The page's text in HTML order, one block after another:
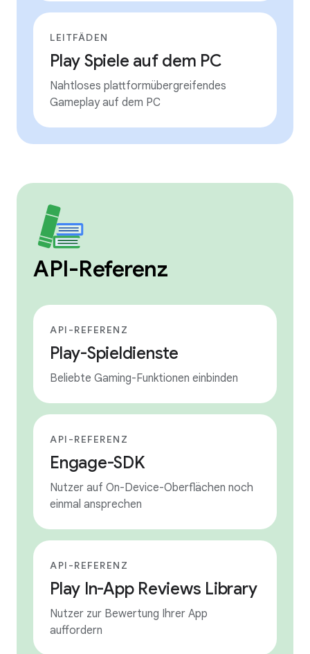
LEITFÄDEN
Play Spiele auf dem PC
Nahtloses plattformübergreifendes
Gameplay auf dem PC
API-Referenz
API-REFERENZ
Play-Spieldienste
Beliebte Gaming-Funktionen einbinden
API-REFERENZ
Engage-SDK
Nutzer auf On-Device-Oberflächen noch
einmal ansprechen
API-REFERENZ
Play In-App Reviews Library
Nutzer zur Bewertung Ihrer App
auffordern